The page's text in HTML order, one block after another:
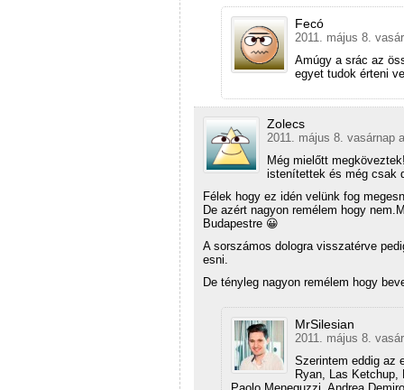
Fecó
2011. május 8.
Amúgy a srác az
egyet tudok érteni
Zolecs
2011. május 8. vasárnap
Még mielőtt
istenítettek és még csak
Félek hogy ez idén velünk fog
De azért nagyon remélem hogy
Budapestre 😀
A sorszámos dologra visszatérve
esni.
De tényleg nagyon remélem hogy
MrSilesian
2011. május 8.
Szerintem eddig az
Ryan, Las Ketchup,